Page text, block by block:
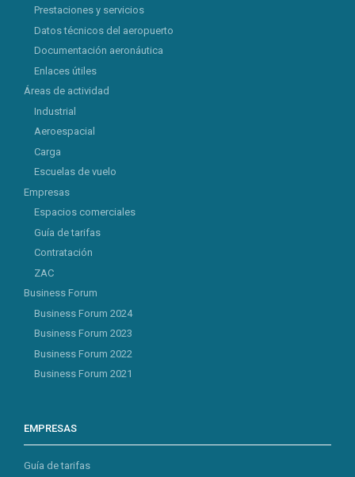
Prestaciones y servicios
Datos técnicos del aeropuerto
Documentación aeronáutica
Enlaces útiles
Áreas de actividad
Industrial
Aeroespacial
Carga
Escuelas de vuelo
Empresas
Espacios comerciales
Guía de tarifas
Contratación
ZAC
Business Forum
Business Forum 2024
Business Forum 2023
Business Forum 2022
Business Forum 2021
EMPRESAS
Guía de tarifas